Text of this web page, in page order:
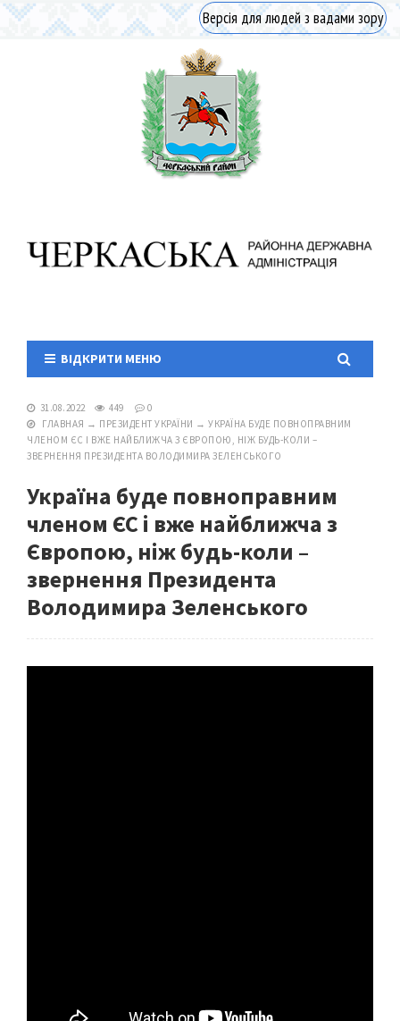
Версія для людей з вадами зору
ВІДКРИТИ МЕНЮ
31.08.2022 449
0
ГЛАВНАЯ → ПРЕЗИДЕНТ УКРАЇНИ → УКРАЇНА БУДЕ ПОВНОПРАВНИМ
ЧЛЕНОМ ЄС І ВЖЕ НАЙБЛИЖЧА З ЄВРОПОЮ, НІЖ БУДЬ-КОЛИ –
ЗВЕРНЕННЯ ПРЕЗИДЕНТА ВОЛОДИМИРА ЗЕЛЕНСЬКОГО
Україна буде повноправним
членом ЄС і вже найближча з
Європою, ніж будь-коли –
звернення Президента
Володимира Зеленського